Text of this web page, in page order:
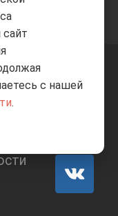
ВВЕРХ
с нашей
.